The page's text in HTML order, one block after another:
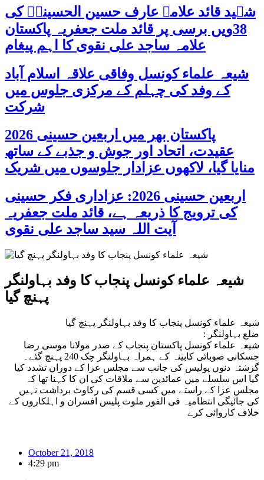
شہید قائد علامہ عارف حسین الحسینیؒ کی
38ویں برسی پر قائد ملت جعفریہ پاکستان
علامہ ساجد علی نقوی کا اہم پیغام
شیعہ علماء کونسل وفاقی علاقہ اسلام آباد
کے وفد کی چہلم کے مرکزی جلوس میں
شرکت
پاکستان بھر میں اربعین حسینی 2026
عقیدت، اتحاد اور جوش و جذبے کے ساتھ
منایا گیا، لاکھوں عزادار جلوسوں میں شریک
اربعین حسینی 2026: عزاداری فکر حسینی
کی ترویج کا ذریعہ ہے، قائد ملت جعفریہ
آیت اللہ سید ساجد علی نقوی
شیعہ علماء کونسل پنجاب کا وفد بہاولنگر
پہنچ گیا
شیعہ علماء کونسل پنجاب کا وفد بہاولنگر پہنچ گیا
ضلع بہاولنگر :
شیعہ علماء کونسل پاکستان پنجاب کے صدر مولانا موسی رضا
جسکانی صوبائی کابینہ کے ہمراہ بہاولنگر چک 240 پہنچ گئے۔
گزشتہ دنوں پولیس کی جانب سے مجلس عزا کے دوران تشدد کیا
گیا اس سلسلے میں عمائدین سے ملاقات کی ان کا کہنا تھا کہ
مجلس عزا کے راستے میں کسی قسم کی رکاوٹ برداشت نہیں
کی جائیگی انتظامیہ فی الفور ملوث پلیس افسران و اہلکاروں کے
خلاف کاروائی کرے
October 21, 2018
4:29 pm